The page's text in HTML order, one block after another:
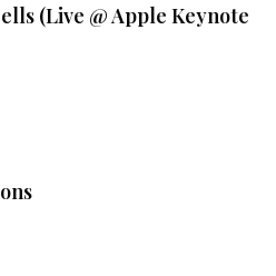
(Live @ Apple Keynote